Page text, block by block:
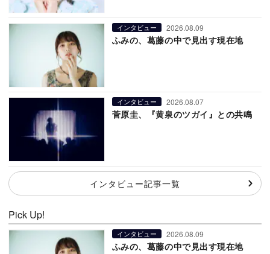
インタビュー 2026.08.09
ふみの、葛藤の中で見出す現在地
インタビュー 2026.08.07
菅原圭、『黄泉のツガイ』との共鳴
インタビュー記事一覧
Pick Up!
インタビュー 2026.08.09
ふみの、葛藤の中で見出す現在地